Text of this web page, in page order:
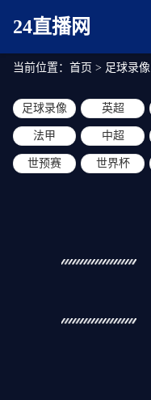
24直播网
当前位置： 首页 > 足球录像
足球录像 英超
法甲 中超
世预赛 世界杯